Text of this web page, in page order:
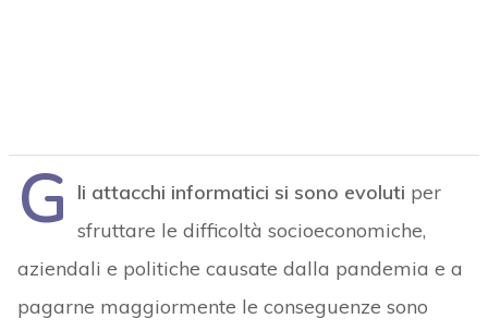
G li attacchi informatici si sono evoluti per
sfruttare le difficoltà socioeconomiche,
aziendali e politiche causate dalla pandemia e a
pagarne maggiormente le conseguenze sono